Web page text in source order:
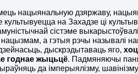
нацыянальную дзяржаву,
культывуецца на Захадзе ці
сістэме
а гэтыя рэчы называлі
дыскрэдытаваць яго,
годнае жыцьцё. Падмяняючы
да імперыялізму,